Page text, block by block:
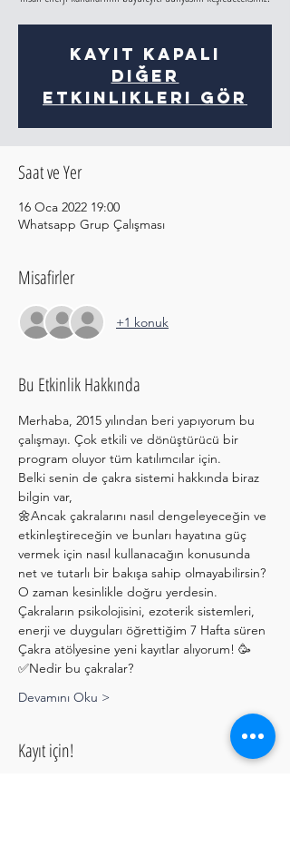
Kayıt Kapalı
Diğer
etkinlikleri gör
Saat ve Yer
16 Oca 2022 19:00
Whatsapp Grup Çalışması
Misafirler
+1 konuk
Bu Etkinlik Hakkında
Merhaba, 2015 yılından beri yapıyorum bu
çalışmayı. Çok etkili ve dönüştürücü bir
program oluyor tüm katılımcılar için.
Belki senin de çakra sistemi hakkında biraz
bilgin var,
🌼Ancak çakralarını nasıl dengeleyeceğin ve
etkinleştireceğin ve bunları hayatına güç
vermek için nasıl kullanacağın konusunda
net ve tutarlı bir bakışa sahip olmayabilirsin?
O zaman kesinlikle doğru yerdesin.
Çakraların psikolojisini, ezoterik sistemleri,
enerji ve duyguları öğrettiğim 7 Hafta süren
Çakra atölyesine yeni kayıtlar alıyorum! 🥳
✅Nedir bu çakralar?
Devamını Oku >
Kayıt için!